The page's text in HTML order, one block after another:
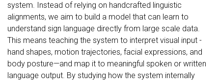
system. Instead of relying on handcrafted linguistic
alignments, we aim to build a model that can learn to
understand sign language directly from large scale data.
This means teaching the system to interpret visual input -
hand shapes, motion trajectories, facial expressions, and
body posture—and map it to meaningful spoken or written
language output. By studying how the system internally